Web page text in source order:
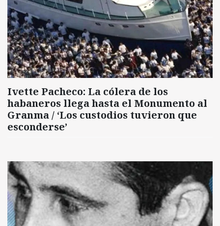
Ivette Pacheco: La cólera de los
habaneros llega hasta el Monumento al
Granma / ‘Los custodios tuvieron que
esconderse’